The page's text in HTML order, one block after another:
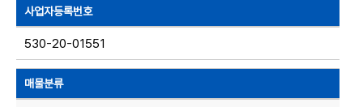
사업자등록번호
530-20-01551
매물분류